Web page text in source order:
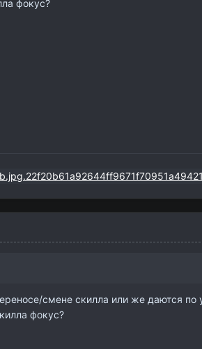
фокус?
смене скилла или же даются
фокус?